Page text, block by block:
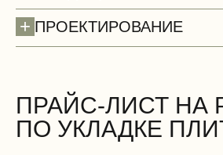
+ ПРОЕКТИРОВАНИЕ
ПРАЙС-ЛИСТ НА
ПО УКЛАДКЕ